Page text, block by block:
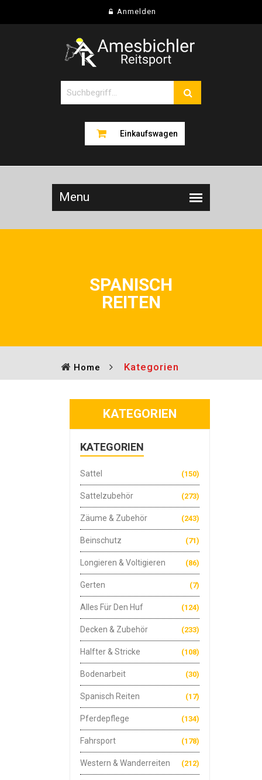
Anmelden
Einkaufswagen
SPANISCH
REITEN
Home Kategorien
KATEGORIEN
KATEGORIEN
(150)
Sattel
(273)
Sattelzubehör
(243)
Zäume & Zubehör
(71)
Beinschutz
(86)
Longieren & Voltigieren
(7)
Gerten
(124)
Alles Für Den Huf
(233)
Decken & Zubehör
(108)
Halfter & Stricke
(30)
Bodenarbeit
(17)
Spanisch Reiten
(134)
Pferdepflege
(178)
Fahrsport
(212)
Western & Wanderreiten